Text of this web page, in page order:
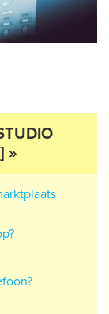
»